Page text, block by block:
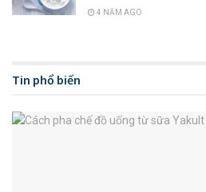
4 NĂM AGO
Tin phổ biến